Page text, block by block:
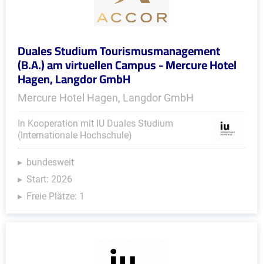
Duales Studium Tourismusmanagement
(B.A.) am virtuellen Campus - Mercure Hotel
Hagen, Langdor GmbH
Mercure Hotel Hagen, Langdor GmbH
In Kooperation mit IU Duales Studium
(Internationale Hochschule)
bundesweit
Start: 2026
Freie Plätze: 1